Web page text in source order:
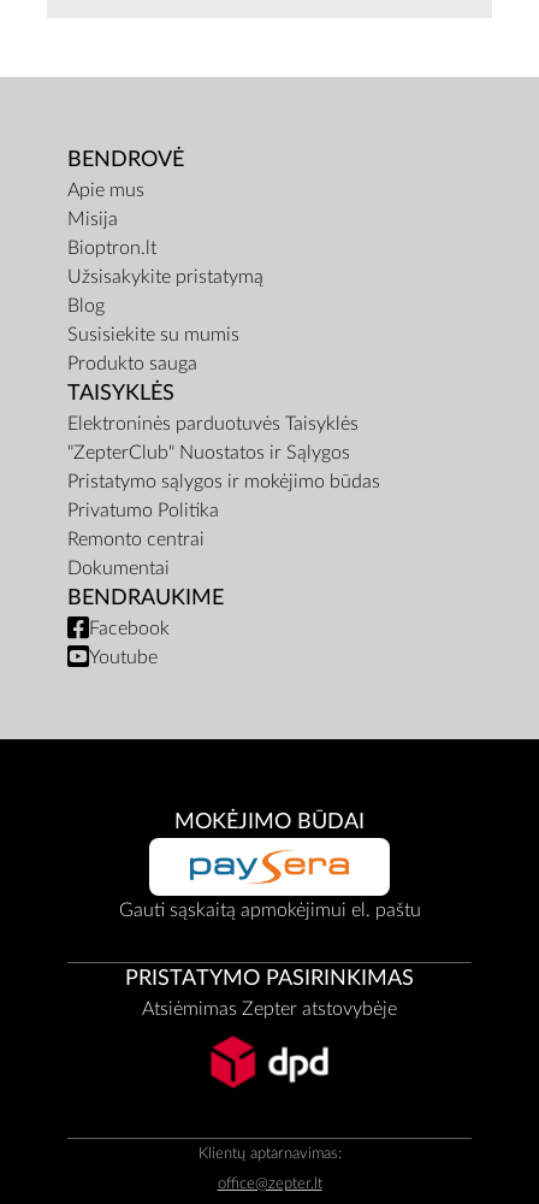
BENDROVĖ
Apie mus
Misija
Bioptron.lt
Užsisakykite pristatymą
Blog
Susisiekite su mumis
Produkto sauga
TAISYKLĖS
Elektroninės parduotuvės Taisyklės
"ZepterClub" Nuostatos ir Sąlygos
Pristatymo sąlygos ir mokėjimo būdas
Privatumo Politika
Remonto centrai
Dokumentai
BENDRAUKIME
Facebook
Youtube
MOKĖJIMO BŪDAI
Gauti sąskaitą apmokėjimui el. paštu
PRISTATYMO PASIRINKIMAS
Atsiėmimas Zepter atstovybėje
Klientų aptarnavimas:
office@zepter.lt